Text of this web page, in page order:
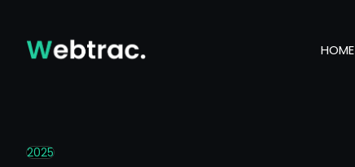
HOME
2025